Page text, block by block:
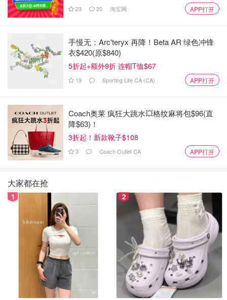
23 20 淘宝网 APP打开
手慢无：Arc'teryx 再降！Beta AR 绿色冲锋
衣$420(原$840)
5折起+额外9折 连帽T恤$67
19 Sporting Life CA (CA) APP打开
Coach奥莱 疯狂大跳水💥格纹麻将包$96(直
降$63)！
3折起！新款靴子$108
3 Coach Outlet CA APP打开
大家都在抢
1 2